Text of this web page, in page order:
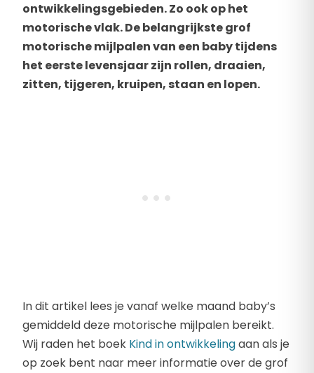
ontwikkelingsgebieden. Zo ook op het
motorische vlak. De belangrijkste grof
motorische mijlpalen van een baby tijdens
het eerste levensjaar zijn rollen, draaien,
zitten, tijgeren, kruipen, staan en lopen.
In dit artikel lees je vanaf welke maand baby’s
gemiddeld deze motorische mijlpalen bereikt.
Wij raden het boek Kind in ontwikkelingaan als je
op zoek bent naar meer informatie over de grof